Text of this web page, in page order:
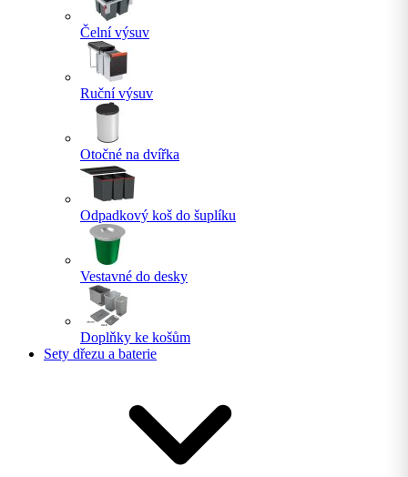
Čelní výsuv
Ruční výsuv
Otočné na dvířka
Odpadkový koš do šuplíku
Vestavné do desky
Doplňky ke košům
Sety dřezu a baterie